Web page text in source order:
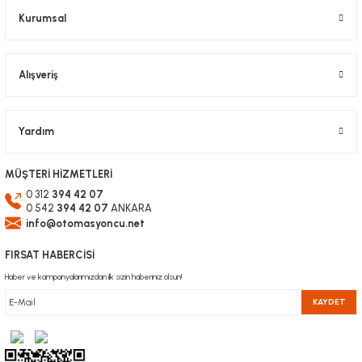
Kurumsal
Alışveriş
Yardım
MÜŞTERİ HİZMETLERİ
0 312 394 42 07
0 542 394 42 07 ANKARA
info@otomasyoncu.net
FIRSAT HABERCİSİ
Haber ve kampanyalarımızdan ilk sizin haberiniz olsun!
KAYDET